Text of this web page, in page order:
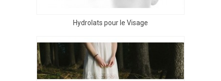
Hydrolats pour le Visage